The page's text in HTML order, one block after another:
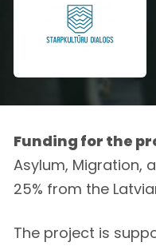
Funding for the
Asylum, Migration,
25% from the
The project is